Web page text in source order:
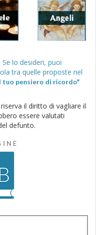
. Se lo desideri, puoi
tuo pensiero di ricordo"
il diritto di vagliare il
essere valutati
defunto.